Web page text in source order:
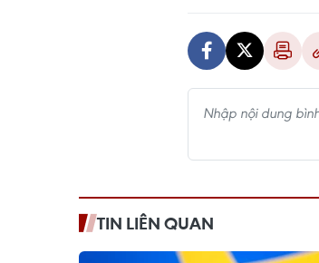
TIN LIÊN QUAN